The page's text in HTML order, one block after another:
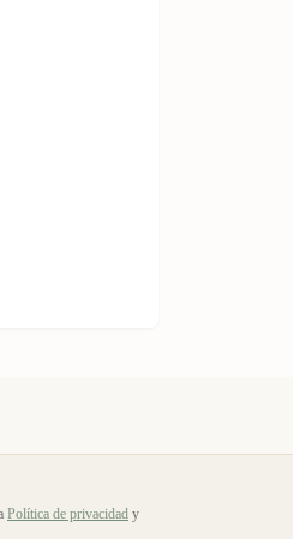
Política de privacidad y